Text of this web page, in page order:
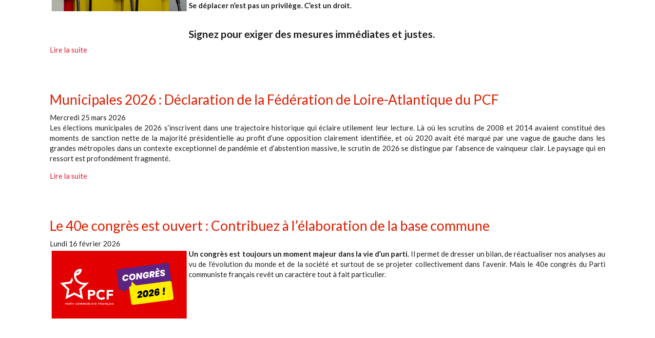
Se déplacer n’est pas un privilège. C’est un droit.
Signez pour exiger des mesures immédiates et justes.
Lire la suite
Municipales 2026 : Déclaration de la Fédération de Loire-Atlantique du PCF
Mercredi 25 mars 2026
Les élections municipales de 2026 s’inscrivent dans une trajectoire historique qui éclaire utilement leur lecture. Là où les scrutins de 2008 et 2014 avaient constitué des
moments de sanction nette de la majorité présidentielle au profit d’une opposition clairement identifiée, et où 2020 avait été marqué par une vague de gauche dans les
grandes métropoles dans un contexte exceptionnel de pandémie et d’abstention massive, le scrutin de 2026 se distingue par l’absence de vainqueur clair. Le paysage qui en
ressort est profondément fragmenté.
Lire la suite
Le 40e congrès est ouvert : Contribuez à l’élaboration de la base commune
Lundi 16 février 2026
Un congrès est toujours un moment majeur dans la vie d’un parti. Il permet de dresser un bilan, de réactualiser nos analyses au
vu de l’évolution du monde et de la société et surtout de se projeter collectivement dans l’avenir. Mais le 40e congrès du Parti
communiste français revêt un caractère tout à fait particulier.